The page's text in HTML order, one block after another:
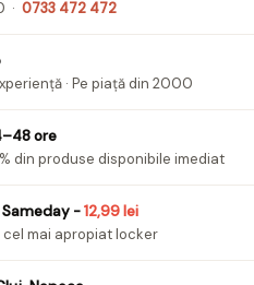
· 0733 472 472
· Pe piață din 2000
ore
din produse disponibile imediat
Sameday -12,99 lei
mai apropiat locker